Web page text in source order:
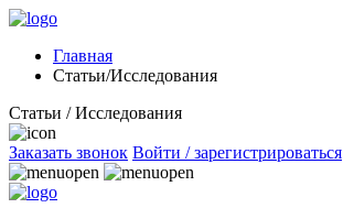
Главная
Статьи/Исследования
Статьи / Исследования
Заказать звонок Войти / зарегистрироваться